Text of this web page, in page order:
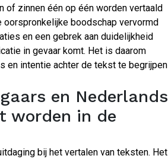
of zinnen één op één worden vertaald
oorspronkelijke boodschap vervormd
en een gebrek aan duidelijkheid
in gevaar komt. Het is daarom
en intentie achter de tekst te begrijpen
en Nederlands
worden in de
bij het vertalen van teksten. Het